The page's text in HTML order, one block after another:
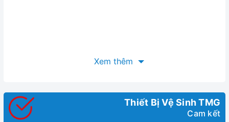
Xem thêm
Thiết Bị Vệ Sinh TMG
Cam kết